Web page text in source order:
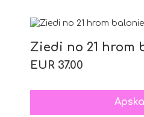
Ziedi no 21 hrom
EUR 37.00